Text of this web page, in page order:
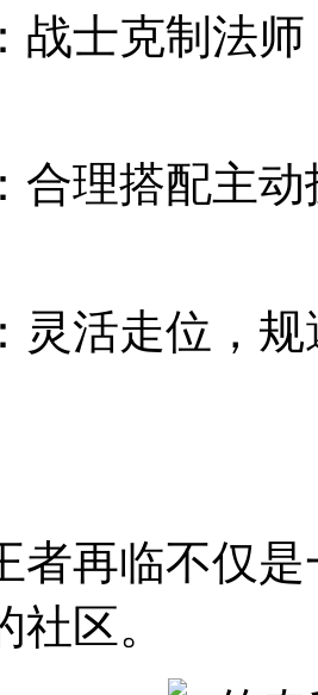
战士克制法
合理搭配主
灵活走位，
者再临不仅
区。